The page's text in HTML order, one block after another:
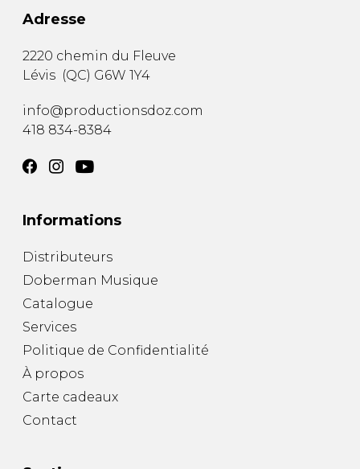
Adresse
2220 chemin du Fleuve
Lévis (QC) G6W 1Y4
info@productionsdoz.com
418 834-8384
Informations
Distributeurs
Doberman Musique
Catalogue
Services
Politique de Confidentialité
À propos
Carte cadeaux
Contact